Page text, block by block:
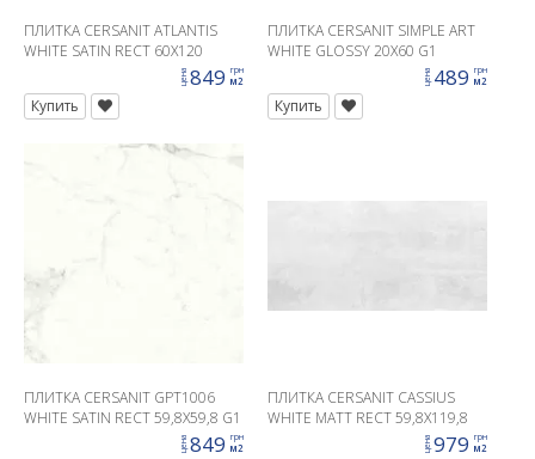
ПЛИТКА CERSANIT ATLANTIS
WHITE SATIN RECT 60X120
цена 849 грн
м2
Купить
ПЛИТКА CERSANIT SIMPLE ART
WHITE GLOSSY 20X60 G1
цена 489 грн
м2
Купить
ПЛИТКА CERSANIT GPT1006
WHITE SATIN RECT 59,8X59,8 G1
цена849 грн
м2
ПЛИТКА CERSANIT CASSIUS
WHITE MATT RECT 59,8X119,8
цена979 грн
м2